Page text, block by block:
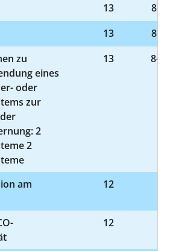
13
8-
13
8-
zu
eines
oder
zur
2
2
13 8-
am
12
12